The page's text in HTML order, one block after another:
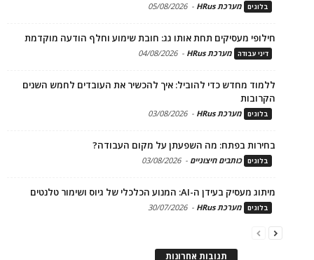
בלוגים מערכת HRus -
05/08/2026
חילופי מעסיקים תחת אותו גג: חובת שימוע וחלף הודעה מוקדמת
דיני עבודה מערכת HRus -
04/08/2026
ללמוד מחדש כדי להוביל: איך להכשיר את העובדים לחמש השנים
הקרובות
בלוגים מערכת HRus -
03/08/2026
בחירות בפתח: מה השפעתן על מקום העבודה?
בלוגים כותבים חיצוניים -
03/08/2026
מיתוג מעסיק בעידן ה-AI: המנוע הכלכלי של גיוס ושימור טלנטים
בלוגים מערכת HRus -
30/07/2026
תגובות אחרונות